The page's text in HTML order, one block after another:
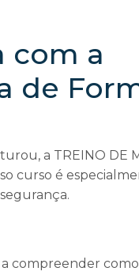
com a
de
a TREINO DE
curso é
compreender como